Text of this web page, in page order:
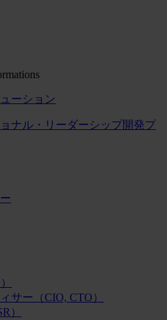
ーション
ナル・リーダーシップ開発プ
サー（CIO, CTO）
）